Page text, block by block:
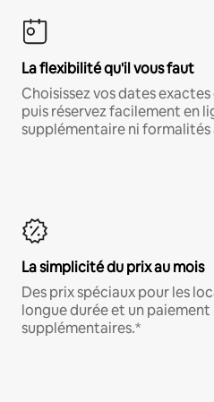
La flexibilité qu'il vous faut
Choisissez vos dates
puis réservez facilement en
supplémentaire ni
La simplicité du prix au mois
Des prix spéciaux pour les
longue durée et un paiement
supplémentaires.*